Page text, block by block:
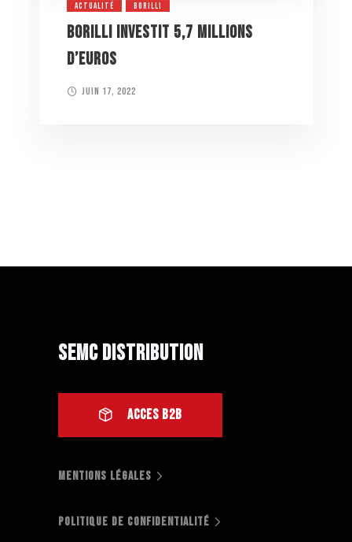
ACTUALITÉ BORILLI
BORILLI INVESTIT 5,7 MILLIONS
D’EUROS
juin 17, 2022
SEMC Distribution
ACCES B2B
MENTIONS LÉGALES
POLITIQUE DE CONFIDENTIALITÉ